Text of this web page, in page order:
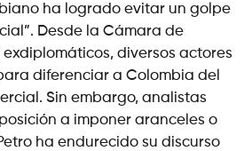
ha logrado evitar un golpe
Desde la Cámara de
diversos actores
diferenciar a Colombia del
Sin embargo, analistas
a imponer aranceles o
ha endurecido su discurso